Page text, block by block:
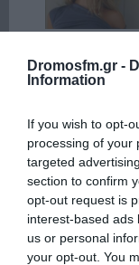
Dromosfm.gr -
Information
If you wish to opt-
processing of your
targeted
section to confirm
opt-out request is
interest-based ads
us or personal
your opt-out. You